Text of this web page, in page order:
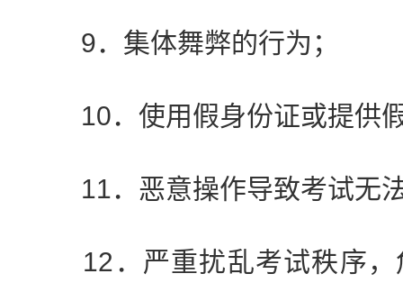
9．集体舞弊的行为；
10．使用假身份证或提供
11．恶意操作导致考试无
12．严重扰乱考试秩序，